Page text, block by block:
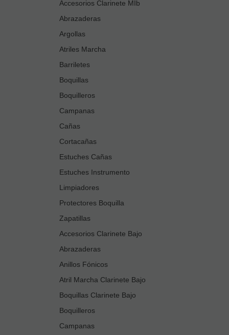
Accesorios Clarinete MIb
Abrazaderas
Argollas
Atriles Marcha
Barriletes
Boquillas
Boquilleros
Campanas
Cañas
Cortacañas
Estuches Cañas
Estuches Instrumento
Limpiadores
Protectores Boquilla
Zapatillas
Accesorios Clarinete Bajo
Abrazaderas
Anillos Fónicos
Atril Marcha Clarinete Bajo
Boquillas Clarinete Bajo
Boquilleros
Campanas